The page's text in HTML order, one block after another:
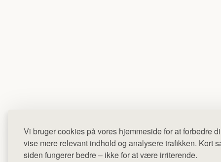
Vi bruger cookies på vores hjemmeside for at forbedre
vise mere relevant indhold og analysere trafikken. Kort
siden fungerer bedre – ikke for at være irriterende.